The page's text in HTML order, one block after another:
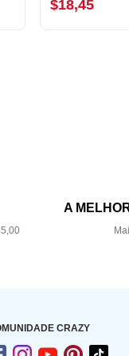
$18,45
A
CRAZY